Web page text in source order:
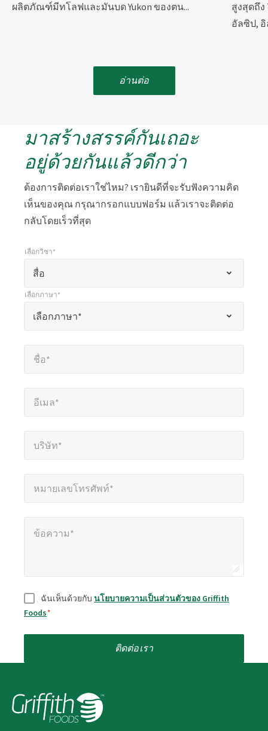
ผลิตภัณฑ์มีทโลฟและมันบด Yukon ของตน...
สูงสุดถึ
อัลซิป,
อ่านต่อ
มาสร้างสรรค์กันเถอะ
อยู่ด้วยกันแล้วดีกว่า
ต้องการติดต่อเราใช่ไหม? เรายินดีที่จะรับฟังความคิด
เห็นของคุณ กรุณากรอกแบบฟอร์ม แล้วเราจะติดต่อ
กลับโดยเร็วที่สุด
เครื่องหมาย
แสดง
ถึง
สื่อ
เลือกวิชา*
เลือกภาษา*
เลือกภาษา*
ชื่อ*
อีเมล*
บริษัท*
หมายเลขโทรศัพท์*
ข้อความ*
ยินยอม *
ฉันเห็นด้วยกับ นโยบายความเป็นส่วนตัวของ Griffith
Foods*
ติดต่อเรา